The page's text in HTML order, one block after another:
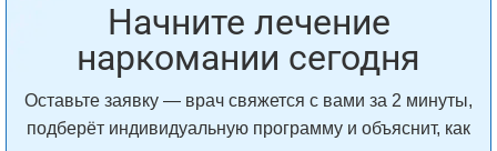
Начните лечение
наркомании сегодня
Оставьте заявку — врач свяжется с вами за 2 минуты,
подберёт индивидуальную программу и объяснит, как